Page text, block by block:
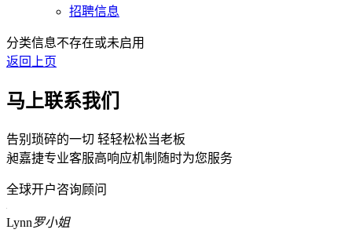
招聘信息
分类信息不存在或未启用
返回上页
马上联系我们
告别琐碎的一切 轻轻松松当老板
昶嘉捷专业客服高响应机制随时为您服务
全球开户咨询顾问
Lynn罗小姐